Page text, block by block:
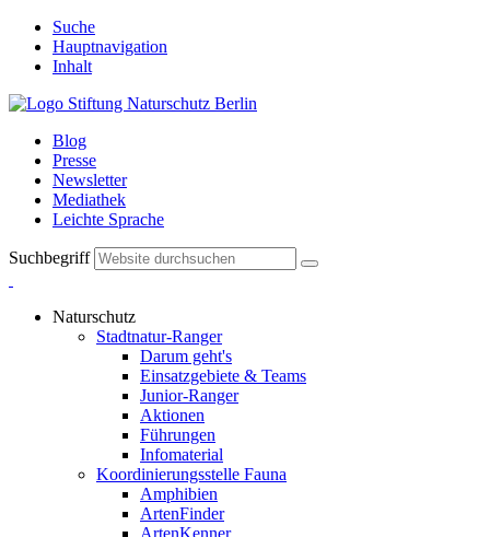
Suche
Hauptnavigation
Inhalt
Blog
Presse
Newsletter
Mediathek
Leichte Sprache
Suchbegriff
Naturschutz
Stadtnatur-Ranger
Darum geht's
Einsatzgebiete & Teams
Junior-Ranger
Aktionen
Führungen
Infomaterial
Koordinierungsstelle Fauna
Amphibien
ArtenFinder
ArtenKenner